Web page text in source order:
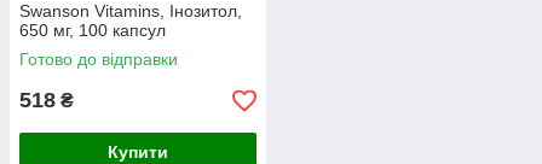
Swanson Vitamins, Інозитол,
650 мг, 100 капсул
Готово до відправки
518 ₴
Купити